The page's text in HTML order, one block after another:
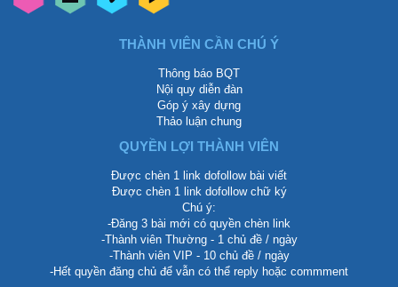
THÀNH VIÊN CẦN CHÚ Ý
Thông báo BQT
Nội quy diễn đàn
Góp ý xây dựng
Thảo luận chung
QUYỀN LỢI THÀNH VIÊN
Được chèn 1 link dofollow bài viết
Được chèn 1 link dofollow chữ ký
Chú ý:
-Đăng 3 bài mới có quyền chèn link
-Thành viên Thường - 1 chủ đề / ngày
-Thành viên VIP - 10 chủ đề / ngày
-Hết quyền đăng chủ để vẫn có thể reply hoặc commment